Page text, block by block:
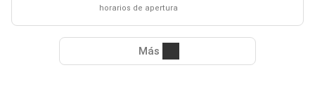
horarios de apertura
Más